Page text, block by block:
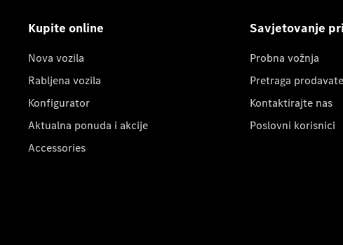
Kupite online
Nova vozila
Rabljena vozila
Konfigurator
Aktualna ponuda i akcije
Accessories
Savjetovanje
Probna vožnja
Pretraga
Kontaktirajte nas
Poslovni korisnici